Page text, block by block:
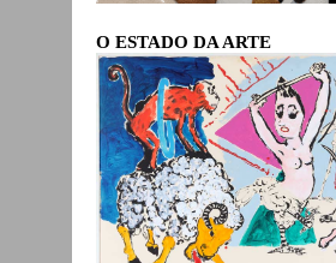
O ESTADO DA ARTE